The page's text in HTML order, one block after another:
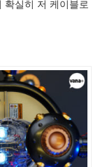
확실히 저 케이블로